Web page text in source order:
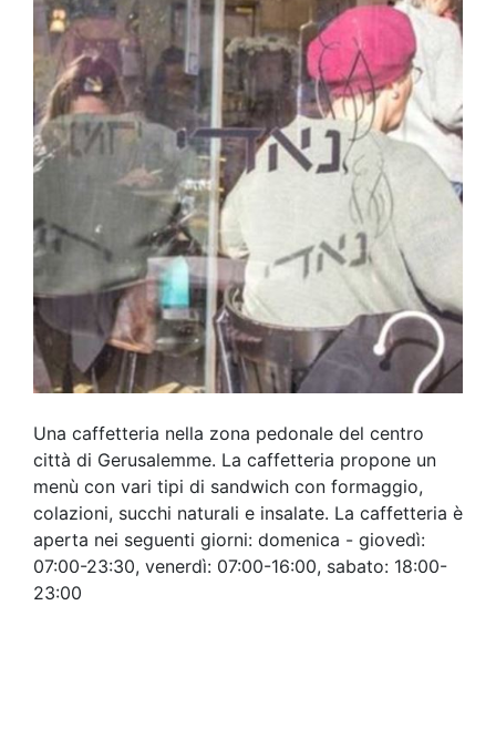
Una caffetteria nella zona pedonale del centro
città di Gerusalemme. La caffetteria propone un
menù con vari tipi di sandwich con formaggio,
colazioni, succhi naturali e insalate. La caffetteria è
aperta nei seguenti giorni: domenica - giovedì:
07:00-23:30, venerdì: 07:00-16:00, sabato: 18:00-
23:00